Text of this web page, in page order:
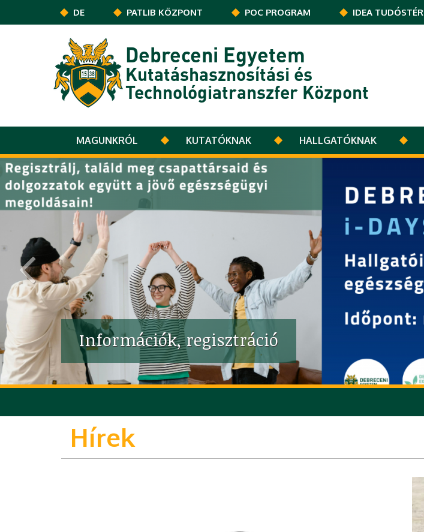
Ugrás a tartalomra
DE PATLIB KÖZPONT POC PROGRAM IDEA TUDÓSTÉR
Debreceni Egyetem
Kutatáshasznosítási és
Technológiatranszfer Központ
MAGUNKRÓL
KUTATÓKNAK HALLGATÓKNAK
Hírek